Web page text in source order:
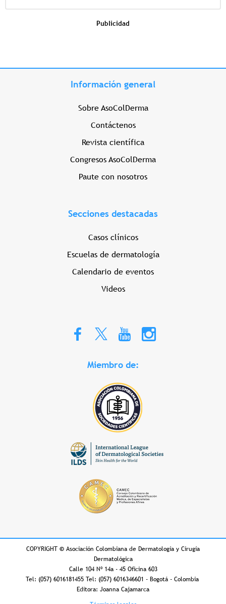
Publicidad
Información general
Sobre AsoColDerma
Contáctenos
Revista científica
Congresos AsoColDerma
Paute con nosotros
Secciones destacadas
Casos clínicos
Escuelas de dermatología
Calendario de eventos
Videos
Miembro de:
COPYRIGHT © Asociación Colombiana de Dermatología y Cirugía
Dermatológica
Calle 104 Nº 14a - 45 Oficina 603
Tel: (057) 6016181455 Tel: (057) 6016346601 - Bogotá - Colombia
Editora: Joanna Cajamarca